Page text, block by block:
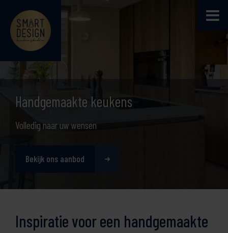
Handgemaakte keukens
Volledig naar uw wensen
Bekijk ons aanbod
Inspiratie voor een handgemaakte